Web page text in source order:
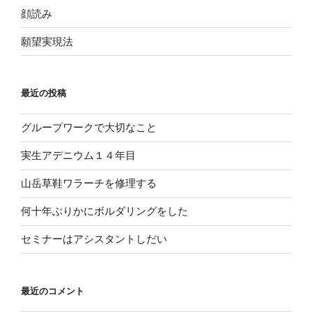
顔読み
願望実現法
最近の投稿
グループワークで大切なこと
実生アデニウム１４年目
山岳草鞋ワラーチを修理する
何十年ぶりかにボルダリングをした
セミナーはアシスタントしだい
最近のコメント